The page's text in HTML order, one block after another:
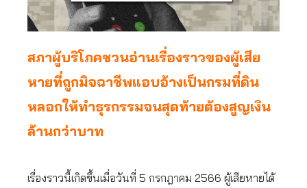
สภาผู้บริโภคชวนอ่านเรื่องราวของผู้เสีย
หายที่ถูกมิจฉาชีพแอบอ้างเป็นกรมที่ดิน
หลอกให้ทำธุรกรรมจนสุดท้ายต้องสูญเงิน
ล้านกว่าบาท
เรื่องราวนี้เกิดขึ้นเมื่อวันที่ 5 กรกฎาคม 2566 ผู้เสียหายได้